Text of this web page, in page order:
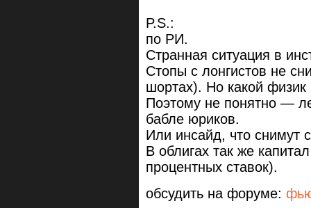
P.S.:
по РИ.
Странная ситуация в
Стопы с лонгистов не
шортах). Но какой физик
Поэтому не понятно —
бабле юриков.
Или инсайд, что снимут
В облигах так же
процентных ставок).
обсудить на форуме: